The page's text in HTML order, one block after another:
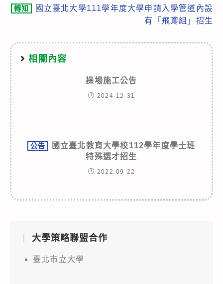
轉知
國立臺北大學111學年度大學申請入學管道內設
有「飛鳶組」招生
相關內容
操場施工公告
2024-12-31
公告
國立臺北教育大學校112學年度學士班
特殊選才招生
2022-09-22
大學策略聯盟合作
臺北市立大學